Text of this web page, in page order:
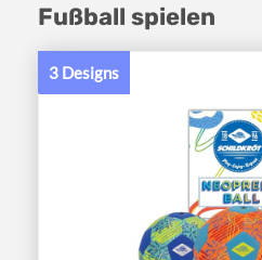
Fußball spielen
3 Designs